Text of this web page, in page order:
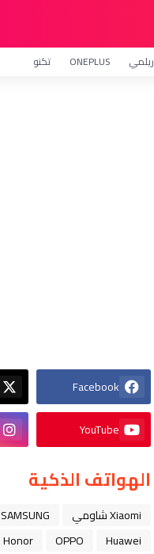
ريلمي ONEPLUS تكنو
Facebook
YouTube
الهواتف الذكية
Xiaomi شاومي SAMSUNG
Huawei
OPPO
Honor